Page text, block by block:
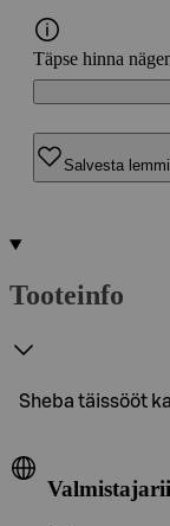
Täpse hinna
Salvesta
Tooteinfo
Sheba täissööt